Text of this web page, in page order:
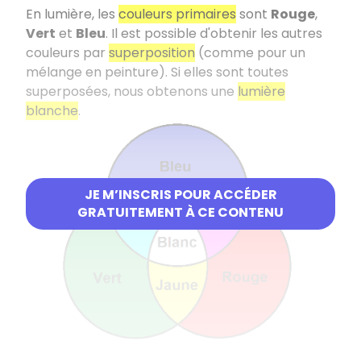
JE M’INSCRIS POUR ACCÉDER
GRATUITEMENT À CE CONTENU
En lumière, les couleurs primaires sont Rouge,
Vert et Bleu. Il est possible d'obtenir les autres
couleurs par superposition (comme pour un
mélange en peinture). Si elles sont toutes
superposées, nous obtenons une lumière
blanche.